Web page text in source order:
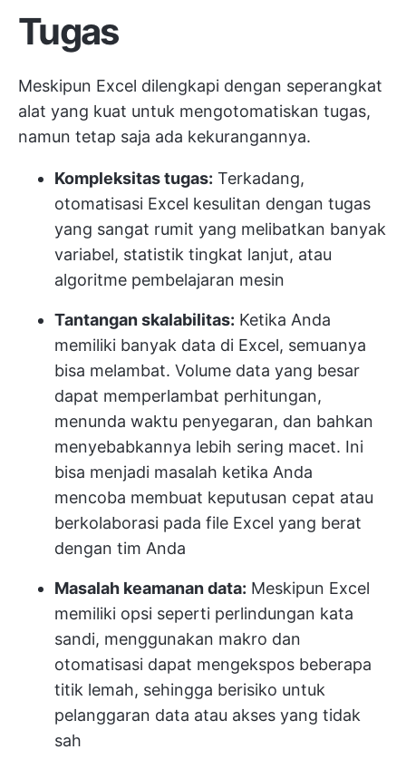
Tugas
Meskipun Excel dilengkapi dengan seperangkat
alat yang kuat untuk mengotomatiskan tugas,
namun tetap saja ada kekurangannya.
Kompleksitas tugas: Terkadang,
otomatisasi Excel kesulitan dengan tugas
yang sangat rumit yang melibatkan banyak
variabel, statistik tingkat lanjut, atau
algoritme pembelajaran mesin
Tantangan skalabilitas: Ketika Anda
memiliki banyak data di Excel, semuanya
bisa melambat. Volume data yang besar
dapat memperlambat perhitungan,
menunda waktu penyegaran, dan bahkan
menyebabkannya lebih sering macet. Ini
bisa menjadi masalah ketika Anda
mencoba membuat keputusan cepat atau
berkolaborasi pada file Excel yang berat
dengan tim Anda
Masalah keamanan data: Meskipun Excel
memiliki opsi seperti perlindungan kata
sandi, menggunakan makro dan
otomatisasi dapat mengekspos beberapa
titik lemah, sehingga berisiko untuk
pelanggaran data atau akses yang tidak
sah